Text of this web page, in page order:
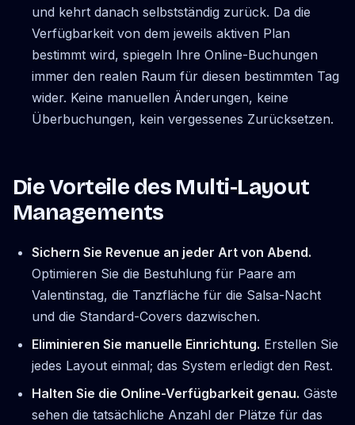
und kehrt danach selbstständig zurück. Da die
Verfügbarkeit von dem jeweils aktiven Plan
bestimmt wird, spiegeln Ihre Online-Buchungen
immer den realen Raum für diesen bestimmten Tag
wider. Keine manuellen Änderungen, keine
Überbuchungen, kein vergessenes Zurücksetzen.
Die Vorteile des Multi-Layout
Managements
Sichern Sie Revenue an jeder Art von Abend.
Optimieren Sie die Bestuhlung für Paare am
Valentinstag, die Tanzfläche für die Salsa-Nacht
und die Standard-Covers dazwischen.
Eliminieren Sie manuelle Einrichtung. Erstellen Sie
jedes Layout einmal; das System erledigt den Rest.
Halten Sie die Online-Verfügbarkeit genau. Gäste
sehen die tatsächliche Anzahl der Plätze für das